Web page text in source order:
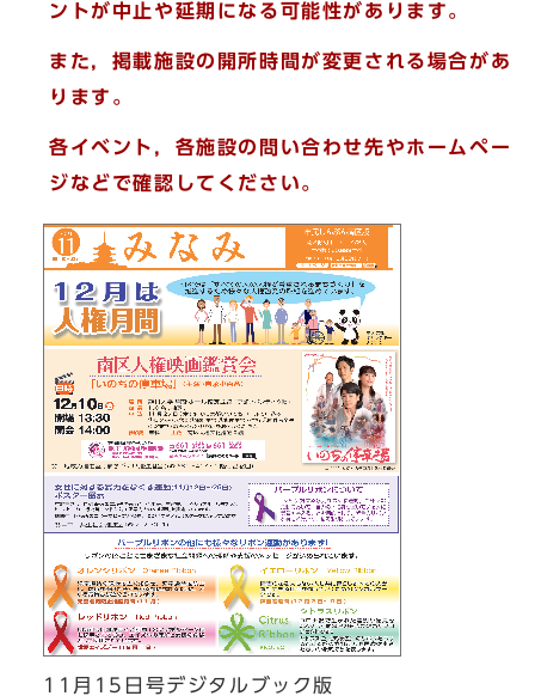
ントが中止や延期になる可能性があります。
また，掲載施設の開所時間が変更される場合があ
ります。
各イベント，各施設の問い合わせ先やホームペー
ジなどで確認してください。
11月15日号デジタルブック版